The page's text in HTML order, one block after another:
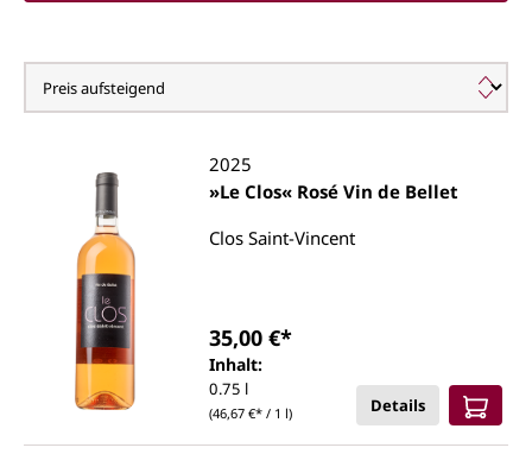
Braquet Noir
2025
»Le Clos« Rosé Vin de Bellet
Clos Saint-Vincent
Inhalt:
0.75 l
(46,67 €* / 1 l)
35,00 €*
Details